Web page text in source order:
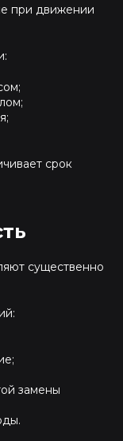
при движении
срок
существенно
замены